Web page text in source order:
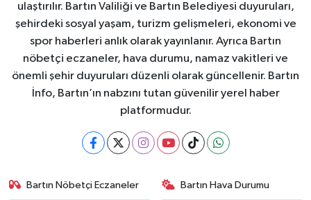
ulaştırılır. Bartın Valiliği ve Bartın Belediyesi duyuruları,
şehirdeki sosyal yaşam, turizm gelişmeleri, ekonomi ve
spor haberleri anlık olarak yayınlanır. Ayrıca Bartın
nöbetçi eczaneler, hava durumu, namaz vakitleri ve
önemli şehir duyuruları düzenli olarak güncellenir. Bartın
İnfo, Bartın’ın nabzını tutan güvenilir yerel haber
platformudur.
Bartın Nöbetçi Eczaneler Bartın Hava Durumu